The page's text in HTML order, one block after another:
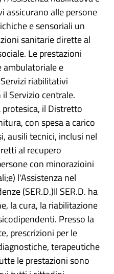
assicurano alle persone
e sensoriali un
sanitarie dirette al
Le prestazioni
ambulatoriale e
riabilitativi
Servizio centrale.
il Distretto
con spesa a carico
ausili tecnici, inclusi nel
al recupero
con minorazioini
l'Assistenza nel
(SER.D.)Il SER.D. ha
la cura, la riabilitazione
Presso la
prescrizioni per le
terapeutiche
le prestazioni sono